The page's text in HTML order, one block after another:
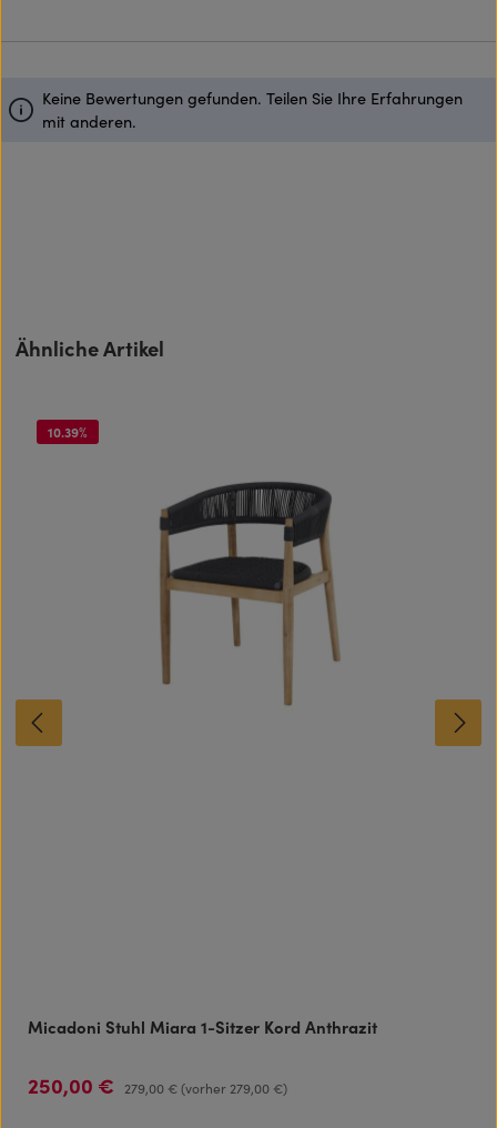
Keine Bewertungen gefunden. Teilen Sie Ihre Erfahrungen
mit anderen.
Produktgalerie überspringen
Ähnliche Artikel
10.39%
Micadoni Stuhl Miara 1-Sitzer Kord Anthrazit
Verkaufspreis:
250,00 € Regulärer Preis:
279,00 €(vorher 279,00 €)